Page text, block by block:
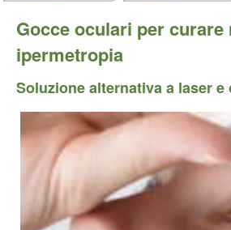
Gocce oculari per curare
ipermetropia
Soluzione alternativa a laser e